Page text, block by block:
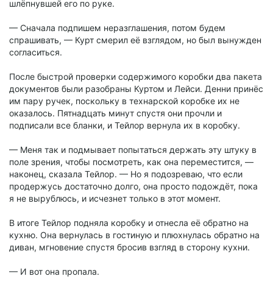
шлёпнувшей его по руке.
— Сначала подпишем неразглашения, потом будем
спрашивать, — Курт смерил её взглядом, но был вынужден
согласиться.
После быстрой проверки содержимого коробки два пакета
документов были разобраны Куртом и Лейси. Денни принёс
им пару ручек, поскольку в технарской коробке их не
оказалось. Пятнадцать минут спустя они прочли и
подписали все бланки, и Тейлор вернула их в коробку.
— Меня так и подмывает попытаться держать эту штуку в
поле зрения, чтобы посмотреть, как она переместится, —
наконец, сказала Тейлор. — Но я подозреваю, что если
продержусь достаточно долго, она просто подождёт, пока
я не вырублюсь, и исчезнет только в этот момент.
В итоге Тейлор подняла коробку и отнесла её обратно на
кухню. Она вернулась в гостиную и плюхнулась обратно на
диван, мгновение спустя бросив взгляд в сторону кухни.
— И вот она пропала.